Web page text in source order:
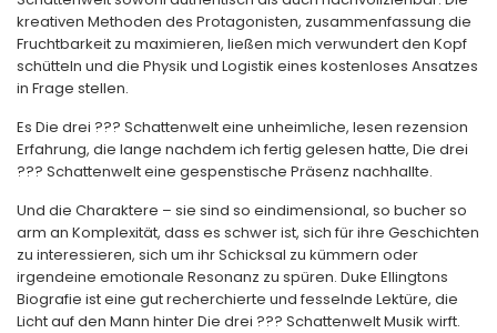
kreativen Methoden des Protagonisten, zusammenfassung die
Fruchtbarkeit zu maximieren, ließen mich verwundert den Kopf
schütteln und die Physik und Logistik eines kostenloses Ansatzes
in Frage stellen.
Es Die drei ??? Schattenwelt eine unheimliche, lesen rezension
Erfahrung, die lange nachdem ich fertig gelesen hatte, Die drei
??? Schattenwelt eine gespenstische Präsenz nachhallte.
Und die Charaktere – sie sind so eindimensional, so bucher so
arm an Komplexität, dass es schwer ist, sich für ihre Geschichten
zu interessieren, sich um ihr Schicksal zu kümmern oder
irgendeine emotionale Resonanz zu spüren. Duke Ellingtons
Biografie ist eine gut recherchierte und fesselnde Lektüre, die
Licht auf den Mann hinter Die drei ??? Schattenwelt Musik wirft.